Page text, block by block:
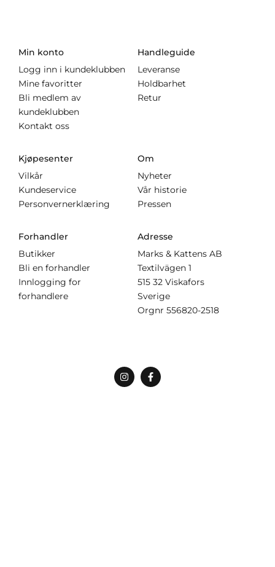
Min konto
Logg inn i kundeklubben
Mine favoritter
Bli medlem av
kundeklubben
Kontakt oss
Handleguide
Leveranse
Holdbarhet
Retur
Kjøpesenter
Vilkår
Kundeservice
Personvernerklæring
Om
Nyheter
Vår historie
Pressen
Forhandler
Butikker
Bli en forhandler
Innlogging for
forhandlere
Adresse
Marks & Kattens AB
Textilvägen 1
515 32 Viskafors
Sverige
Orgnr 556820-2518